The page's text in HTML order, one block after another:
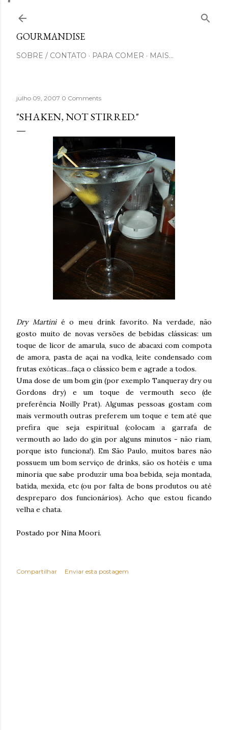
GOURMANDISE
SOBRE / CONTATO PARA COMER MAIS…
julho 09, 2007 0 Comments
"SHAKEN, NOT STIRRED."
Dry Martini é o meu drink favorito. Na verdade, não
gosto muito de novas versões de bebidas clássicas: um
toque de licor de amarula, suco de abacaxi com compota
de amora, pasta de açai na vodka, leite condensado com
frutas exóticas...faça o clássico bem e agrade a todos.
Uma dose de um bom gin (por exemplo Tanqueray dry ou
Gordons dry) e um toque de vermouth seco (de
preferência Noilly Prat). Algumas pessoas gostam com
mais vermouth outras preferem um toque e tem até que
prefira que seja espiritual (colocam a garrafa de
vermouth ao lado do gin por alguns minutos - não riam,
porque isto funciona!). Em São Paulo, muitos bares não
possuem um bom serviço de drinks, são os hotéis e uma
minoria que sabe produzir uma boa bebida, seja montada,
batida, mexida, etc (ou por falta de bons produtos ou até
despreparo dos funcionários). Acho que estou ficando
velha e chata.
Postado por Nina Moori.
Compartilhar Enviar esta postagem